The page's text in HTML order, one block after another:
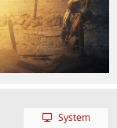
System